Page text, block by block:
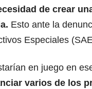
de crear
Esto ante la
Especiales
en juego en
varios de los